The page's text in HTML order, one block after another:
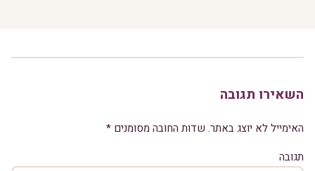
השאירו תגובה
האימייל לא יוצג באתר. שדות החובה מסומנים *
תגובה